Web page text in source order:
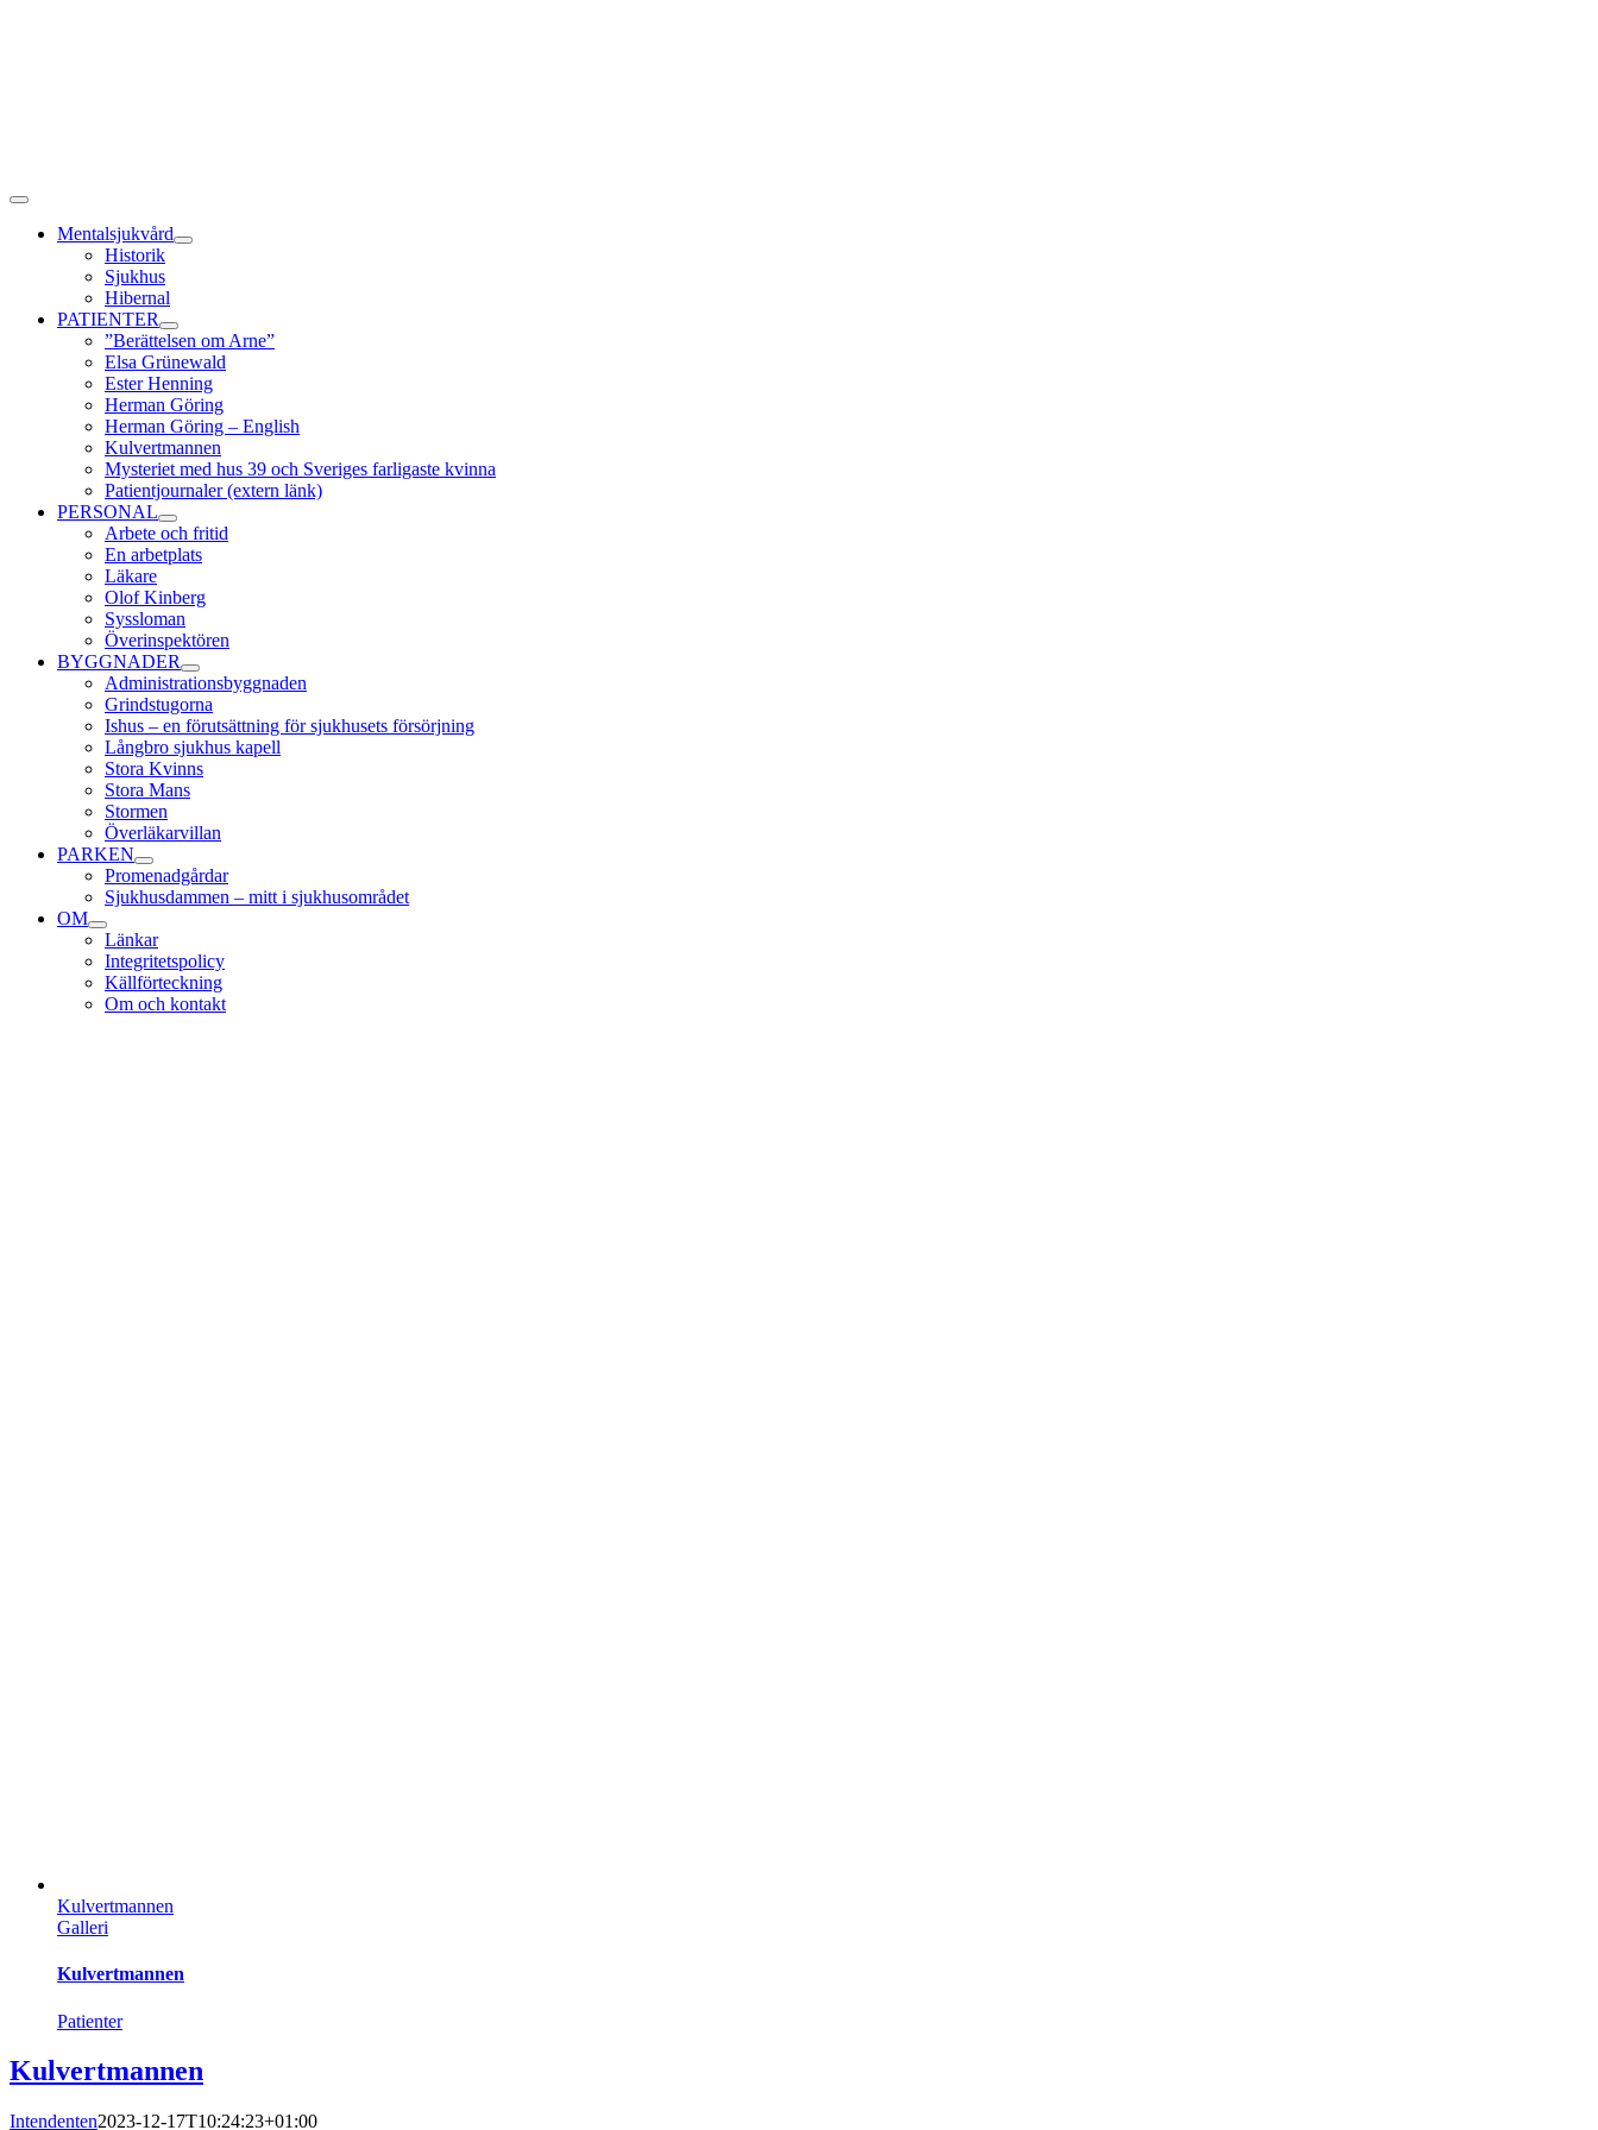
Toggle
NavigationMentalsjukvård
Historik
Sjukhus
Hibernal
PATIENTER
”Berättelsen om Arne”
Elsa Grünewald
Ester Henning
Herman Göring
Herman Göring – English
Kulvertmannen
Mysteriet med hus 39 och Sveriges farligaste kvinna
Patientjournaler (extern länk)
PERSONAL
Arbete och fritid
En arbetplats
Läkare
Olof Kinberg
Syssloman
Överinspektören
BYGGNADER
Administrationsbyggnaden
Grindstugorna
Ishus – en förutsättning för sjukhusets försörjning
Långbro sjukhus kapell
Stora Kvinns
Stora Mans
Stormen
Överläkarvillan
PARKEN
Promenadgårdar
Sjukhusdammen – mitt i sjukhusområdet
OM
Länkar
Integritetspolicy
Källförteckning
Om och kontakt
Kulvertmannen
Galleri
Kulvertmannen
Patienter
Kulvertmannen
Intendenten2023-12-17T10:24:23+01:00